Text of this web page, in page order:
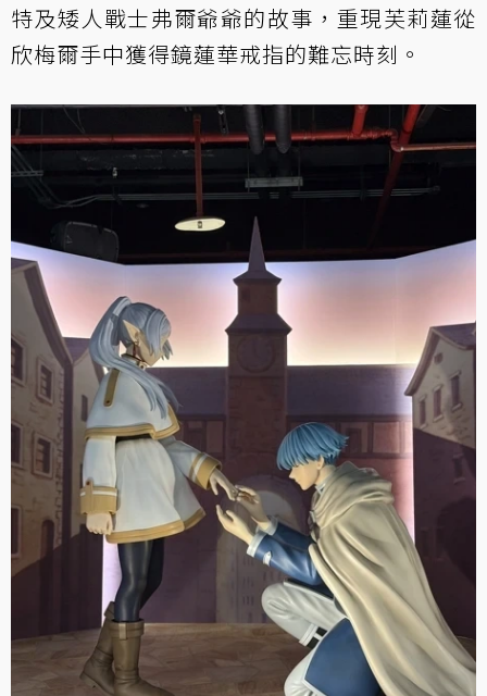
特及矮人戰士弗爾爺爺的故事，重現芙莉蓮從
欣梅爾手中獲得鏡蓮華戒指的難忘時刻。